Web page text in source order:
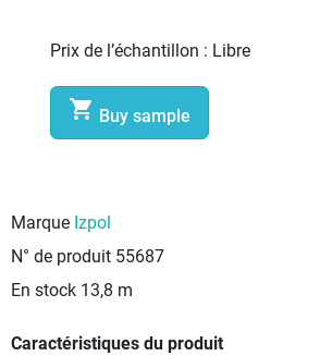
Prix de l’échantillon : Libre
 Buy sample
Marque Izpol
N° de produit 55687
En stock 13,8 m
Caractéristiques du produit